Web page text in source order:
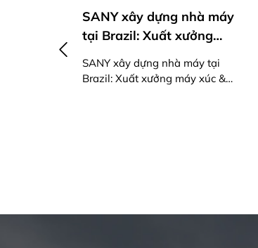
SANY xây dựng nhà máy
tại Brazil: Xuất xưởng
máy xúc & xe thương mại
đầu tiên
SANY xây dựng nhà máy tại
Brazil: Xuất xưởng máy xúc &